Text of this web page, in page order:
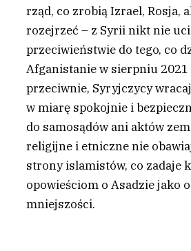
rząd, co zrobią Izrael, Rosja,
rozejrzeć – z Syrii nikt nie
przeciwieństwie do tego, co
Afganistanie w sierpniu 2021
przeciwnie, Syryjczycy
w miarę spokojnie i
do samosądów ani aktów
religijne i etniczne nie
strony islamistów, co zadaje
opowieściom o Asadzie jako
mniejszości.